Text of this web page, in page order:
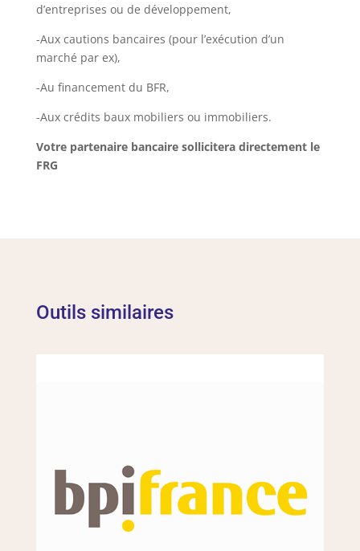
d’entreprises ou de développement,
-Aux cautions bancaires (pour l’exécution d’un
marché par ex),
-Au financement du BFR,
-Aux crédits baux mobiliers ou immobiliers.
Votre partenaire bancaire sollicitera directement le
FRG
Outils similaires